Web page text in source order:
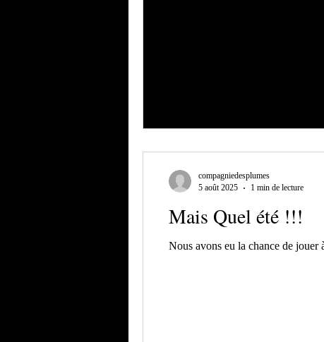
Mais Quel été !!!
Nous avons eu la chance de jouer
compagniedesplumes
5 août 2025
1 min de lecture